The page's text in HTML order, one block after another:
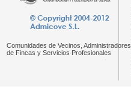
Comunidades de Vecinos, Administradores
de Fincas y Servicios Profesionales